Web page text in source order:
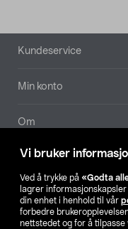
Vi bruker
Ved å trykke på «Godta
lagrer
din enhet i henhold til vår
forbedre
nettstedet og for å
Bunntekst
Kundeservice
Min konto
Om
Aktuelt
Våre selskaper